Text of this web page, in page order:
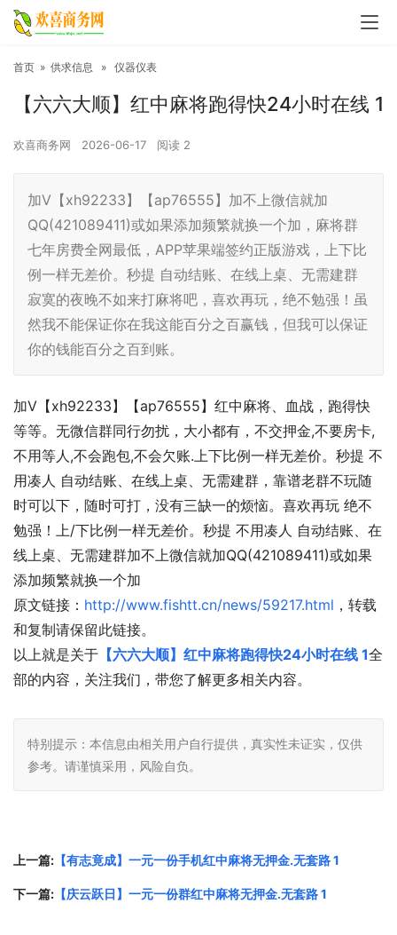
首页 » 供求信息 » 仪器仪表
【六六大顺】红中麻将跑得快24小时在线 1
欢喜商务网 2026-06-17 阅读 2
加V【xh92233】【ap76555】加不上微信就加
QQ(421089411)或如果添加频繁就换一个加，麻将群
七年房费全网最低，APP苹果端签约正版游戏，上下比
例一样无差价。秒提 自动结账、在线上桌、无需建群
寂寞的夜晚不如来打麻将吧，喜欢再玩，绝不勉强！虽
然我不能保证你在我这能百分之百赢钱，但我可以保证
你的钱能百分之百到账。
加V【xh92233】【ap76555】红中麻将、血战，跑得快
等等。无微信群同行勿扰，大小都有，不交押金,不要房卡,
不用等人,不会跑包,不会欠账.上下比例一样无差价。秒提 不
用凑人 自动结账、在线上桌、无需建群，靠谱老群不玩随
时可以下，随时可打，没有三缺一的烦恼。喜欢再玩 绝不
勉强！上/下比例一样无差价。秒提 不用凑人 自动结账、在
线上桌、无需建群加不上微信就加QQ(421089411)或如果
添加频繁就换一个加
原文链接： http://www.fishtt.cn/news/59217.html ，转载
和复制请保留此链接。
以上就是关于 【六六大顺】红中麻将跑得快24小时在线 1全
部的内容，关注我们，带您了解更多相关内容。
特别提示：本信息由相关用户自行提供，真实性未证实，仅供
参考。请谨慎采用，风险自负。
上一篇: 【有志竟成】一元一份手机红中麻将无押金.无套路 1
下一篇: 【庆云跃日】一元一份群红中麻将无押金.无套路 1